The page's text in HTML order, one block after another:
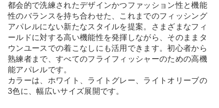
都会的で洗練されたデザインかつファッション性と機能
性のバランスを持ち合わせた、これまでのフィッシング
アパレルにない新たなスタイルを提案。さまざまなフィ
ールドに対する高い機能性を発揮しながら、そのままタ
ウンユースでの着こなしにも活用できます。初心者から
熟練者まで、すべてのフライフィッシャーのための高機
能アパレルです。
カラーは、ホワイト、ライトグレー、ライトオリーブの
3色に、幅広いサイズ展開です。